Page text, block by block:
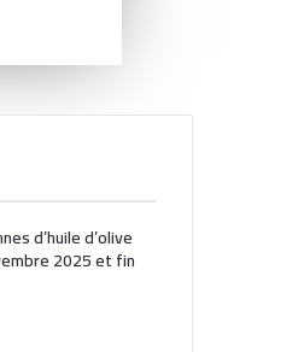
d’huile d’olive
2025 et fin